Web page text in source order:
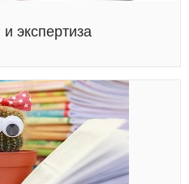
экспертиза